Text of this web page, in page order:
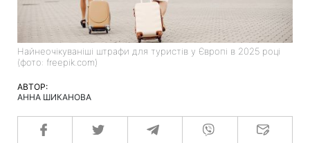
Найнеочікуваніші штрафи для туристів у Європі в 2025 році
(фото: freepik.com)
АВТОР:
АННА ШИКАНОВА